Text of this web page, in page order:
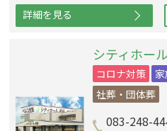
詳細を見る
シティホー
コロナ対策
社葬・団体葬
083-248-